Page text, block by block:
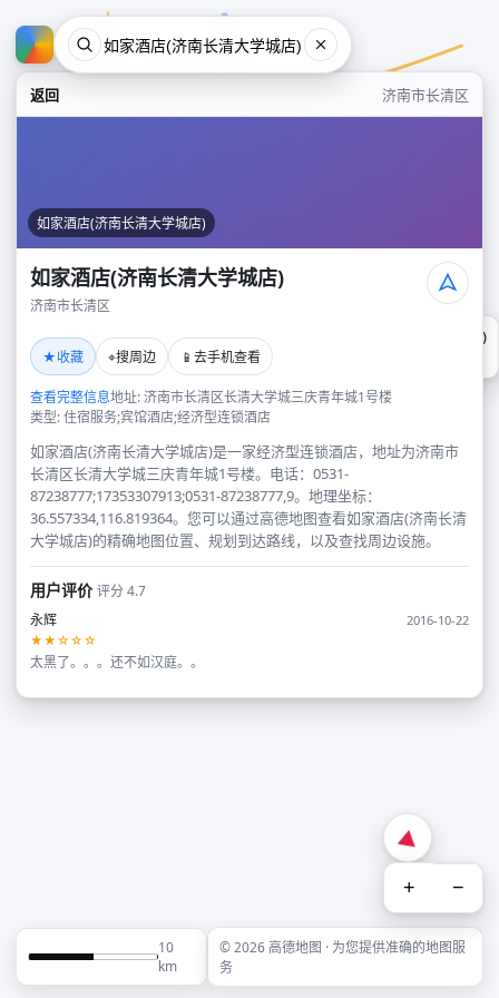
返回 济南市长清区
如家酒店(济南长清大学城店)
如家酒店(济南长清大学城店)
济南市长清区
★收藏 ⌖搜周边 📱 去手机查看
查看完整信息地址: 济南市长清区长清大学城三庆青年城1号楼
类型: 住宿服务;宾馆酒店;经济型连锁酒店
如家酒店(济南长清大学城店)是一家经济型连锁酒店，地址为济南市
长清区长清大学城三庆青年城1号楼。电话：0531-
87238777;17353307913;0531-87238777,9。地理坐标：
36.557334,116.819364。您可以通过高德地图查看如家酒店(济南长清
大学城店)的精确地图位置、规划到达路线，以及查找周边设施。
用户评价评分 4.7
永辉
2016-10-22
★★☆☆☆
太黑了。。。还不如汉庭。。
如家酒店(济南长清大学城店)
+ −
10
km
© 2026 高德地图 · 为您提供准确的地图服
务